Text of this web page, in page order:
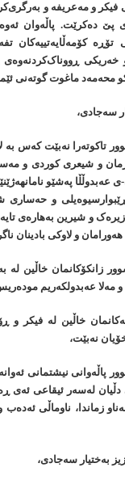
فیکر و مەعریفە و
پێ دەکرێت. پاڵەوان
تۆڕە کۆمەڵایەتییەکان
خەریکی ڕووناک‌کردنەوەی
محەمەد ماغوت گوتەنی
سەجادی،
تاکوتەرا نەبێت کەس
زمان و شیعری کوردی و
عەبدوڵڵا پەشێو
و
و شیرین بەهارەی
و لاوکی بادینان
زانکۆکانمان خاڵین
و مەلا عەبدولکەریم
خاڵین لە فیکر و
نەبێت،
پاڵەوانی نیشتمانی
دڵیان لەسەر ئیقاعی ئەی
زماندا، ناوماڵی
بەختیار سەجادی،